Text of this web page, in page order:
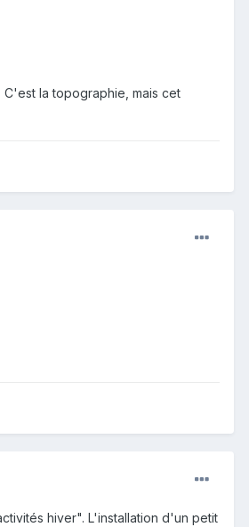
la topographie, mais cet
hiver". L'installation d'un petit